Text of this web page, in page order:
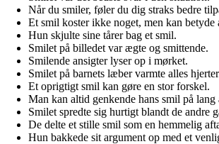
Når du smiler, føler du dig straks bedre
Et smil koster ikke noget, men kan betyde
Hun skjulte sine tårer bag et smil.
Smilet på billedet var ægte og smittende.
Smilende ansigter lyser op i mørket.
Smilet på barnets læber varmte alles
Et oprigtigt smil kan gøre en stor forskel.
Man kan altid genkende hans smil på lang
Smilet spredte sig hurtigt blandt de andre
De delte et stille smil som en hemmelig
Hun bakkede sit argument op med et